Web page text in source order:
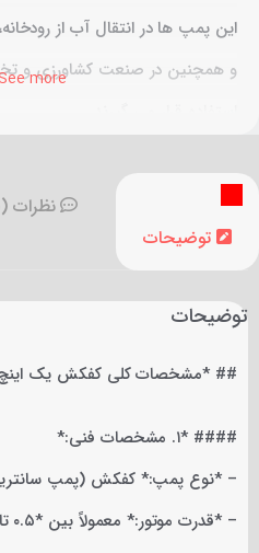
این پمپ ها در انتقال آب از
و همچنین در صنعت کشاورزی و
more ...
توضیحات
نظرات (0)
توضیحات
## *مشخصات کلی کفکش یک اینچ (۲۵ میلیمتر) ۱۴ متری
#### *۱. مشخصات فنی:*
– *نوع پمپ:* کفکش (پمپ